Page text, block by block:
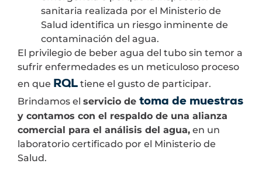
sanitaria realizada por el Ministerio de
Salud identifica un riesgo inminente de
contaminación del agua.
El privilegio de beber agua del tubo sin temor a
sufrir enfermedades es un meticuloso proceso
en que RQL tiene el gusto de participar.
Brindamos el servicio de toma de muestras
y contamos con el respaldo de una alianza
comercial para el análisis del agua, en un
laboratorio certificado por el Ministerio de
Salud.